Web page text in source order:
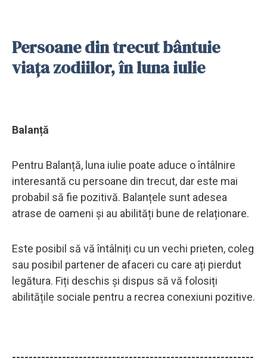
Persoane din trecut bântuie
viața zodiilor, în luna iulie
Balanță
Pentru Balanță, luna iulie poate aduce o întâlnire
interesantă cu persoane din trecut, dar este mai
probabil să fie pozitivă. Balanțele sunt adesea
atrase de oameni și au abilități bune de relaționare.
Este posibil să vă întâlniți cu un vechi prieten, coleg
sau posibil partener de afaceri cu care ați pierdut
legătura. Fiți deschis și dispus să vă folosiți
abilitățile sociale pentru a recrea conexiuni pozitive.
----------------------------------------------------------